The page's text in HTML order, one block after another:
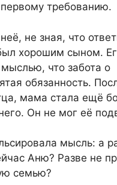
требованию.
не зная, что
хорошим сыном.
что забота о
обязанность.
мама стала ещё
Он не мог её
мысль: а
Аню? Разве не
семью?